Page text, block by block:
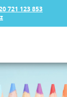
721 123 853